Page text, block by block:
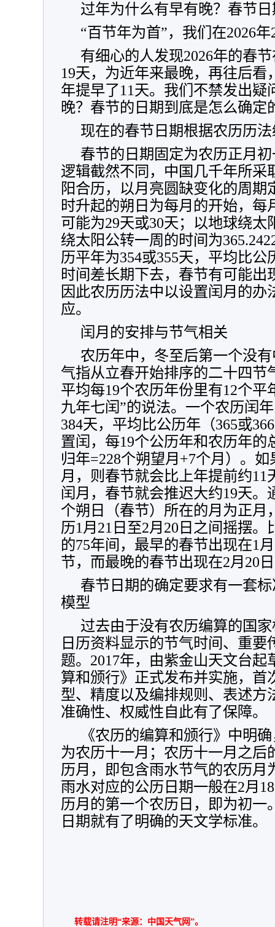
过年为什么有早有晚？春节
“百节年为首”，我们在2026
有细心的人发现2026年的春
19天，为近年来最晚，再往后看
年提早了11天。我们不禁发出疑
晚？春节的日期到底是怎么确定
现在的春节日期根据农历历
春节的日期固定为农历正月
逻辑截然不同，中国几千年所采
阳合历，以月亮圆缺变化的周期
时升起的朔日为每月的开始，每
可能为29天或30天；以地球绕
绕太阳公转一周的时间为
历平年为354或355天，平均比
时间差长期下去，春节有可能出
因此农历历法中以设置闰月的办
应。
闰月的安排与节气相关
农历年中，冬至后第一个没
气指从立春开始排序的二十四节
平均每19个农历年份里有12个平
九年七闰”的说法。一个农历闰
384天，平均比公历年（365或
置闰，每19个公历年和农历年的
归年=228个朔望月+7个月）。
月，则春节就会比上年提前约
闰月，春节就会推迟大约19天。
个朔日（春节）所在的月为正月
历1月21日至2月20日之间摇摆。
的75年间，最早的春节出现在1
节，而最晚的春节出现在2月20
春节日期的确定要求有一套
模型
过去由于没有农历编算的国
日历资料显示的节气时间、重
题。2017年，由紫金山天文台
算和颁行》正式发布并实施，首
型、精度以及编排规则、表述方
准确性、权威性自此有了保障。
《农历的编算和颁行》中明
为农历十一月；农历十一月之后
历月，即包含雨水节气的农历月
雨水对应的公历日期一般在2月
历月的第一个农历日，即为初一
日期就有了明确的天文学标准。
转载请注明“来源：中国天气网”。